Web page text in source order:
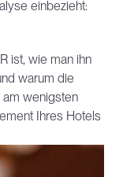
ist, wie man ihn
warum die
wenigsten
Ihres Hotels